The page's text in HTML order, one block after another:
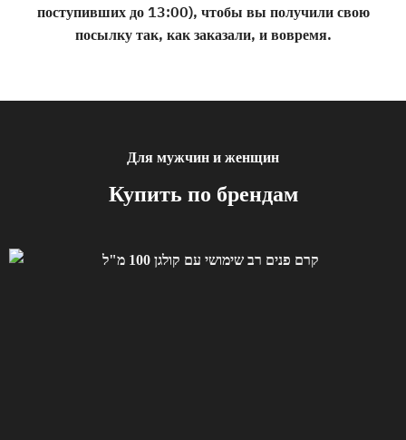
поступивших до 13:00), чтобы вы получили свою
посылку так, как заказали, и вовремя.
Для мужчин и женщин
Купить по брендам